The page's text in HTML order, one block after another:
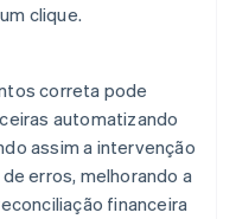
clique.
correta pode
automatizando
assim a intervenção
erros, melhorando a
financeira